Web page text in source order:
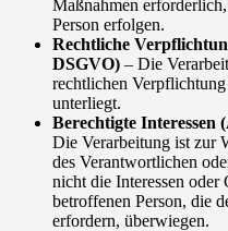
Maßnahmen
Person erfolgen.
Rechtliche
DSGVO) – Die
rechtlichen
unterliegt.
Berechtigte Interessen
Die Verarbeitung ist zur
des Verantwortlichen
nicht die Interessen
betroffenen Person, die
erfordern, überwiegen.